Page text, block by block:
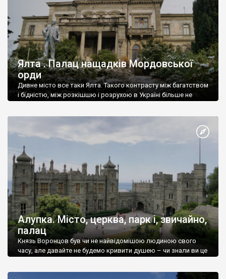
Ялта . Палац нащадків Мордовської
орди
Дивне місто все таки Ялта. Такого контрасту між багатством
і бідністю, між розкішшю і розрухою в Україні більше не
Алупка. Місто, церква, парк і, звичайно,
палац
Князь Воронцов був чи не найвідомішою людиною свого
часу, але давайте не будемо кривити душею – чи знали ви це